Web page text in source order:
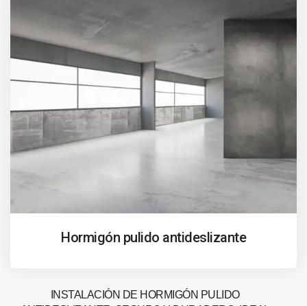
Hormigón pulido antideslizante
INSTALACIÓN DE HORMIGÓN PULIDO